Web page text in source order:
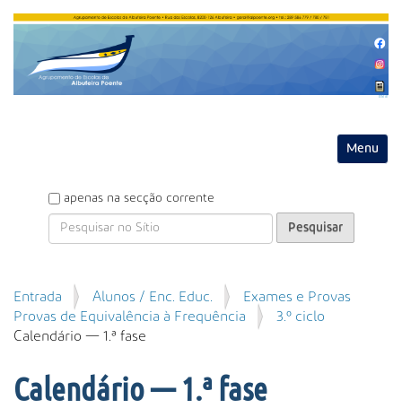
Toggle
P
e
i
s
a
apenas na secção corrente
P
e
s
i
Entrada Alunos / Enc. Educ.
Exames e Provas
Provas de Equivalência à Frequência
3.º ciclo
Calendário — 1.ª fase
Calendário — 1.ª fase